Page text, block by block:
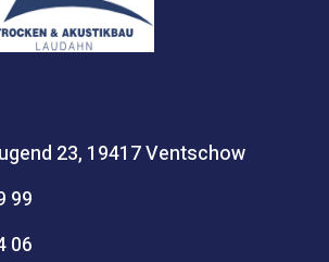
23, 19417 Ventschow
99
06